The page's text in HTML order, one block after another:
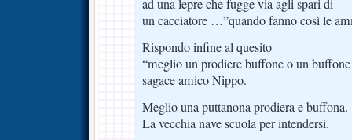
ad una lepre che fugge via agli spari di
un cacciatore …”quando fanno così le
Rispondo infine al quesito
“meglio un prodiere buffone o un
sagace amico Nippo.
Meglio una puttanona prodiera e buffona.
La vecchia nave scuola per intendersi.